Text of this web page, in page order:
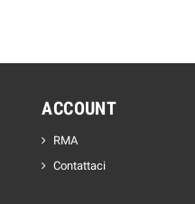
ACCOUNT
RMA
Contattaci